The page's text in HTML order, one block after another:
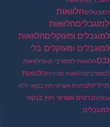
למובטליםהלוואות
למוגבליםהלוואות
למוגבלים ומעוקליםהלוואות
למוגבלים ומעוקלים בלי
נכסהלוואות למסורבי bdi
הלוואות
למסורביםהלוואות מהירותהלוואות
מיידיותכרטיס אשראי חוץ בנקאי ללא
עמלותכרטיס אשראי חוץ בנקאי
למוגבלים